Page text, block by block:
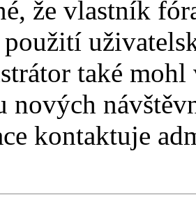
že vlastník
použití
také mohl
nových
kontaktuje